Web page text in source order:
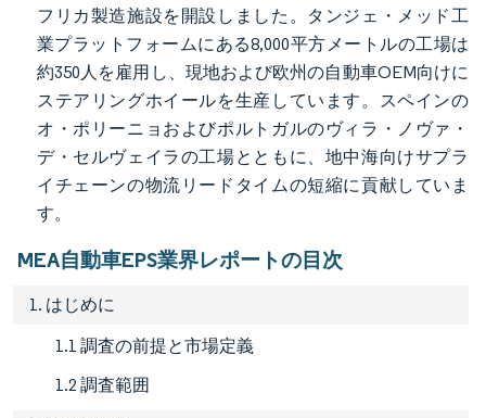
フリカ製造施設を開設しました。タンジェ・メッド工
業プラットフォームにある8,000平方メートルの工場は
約350人を雇用し、現地および欧州の自動車OEM向けに
ステアリングホイールを生産しています。スペインの
オ・ポリーニョおよびポルトガルのヴィラ・ノヴァ・
デ・セルヴェイラの工場とともに、地中海向けサプラ
イチェーンの物流リードタイムの短縮に貢献していま
す。
MEA自動車EPS業界レポートの目次
1. はじめに
1.1 調査の前提と市場定義
1.2 調査範囲